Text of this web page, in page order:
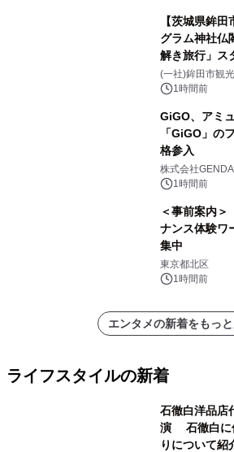
【茨城県鉾
グラム神社仏
解き旅行」ス
(一社)鉾田市観
1時間前
GiGO、アミ
「GiGO」の
格参入
株式会社
1時間前
＜事前案内＞
ナンス体験ワ
集中
東京都北区
1時間前
エンタメの新着をもっ
ライフスタイルの新着
石徹白洋品店
演 石徹白に
りについて紹